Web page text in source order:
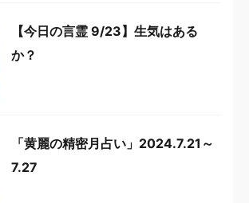
【今日の言霊 9/23】生気はある
か？
「黄麗の精密月占い」2024.7.21～
7.27